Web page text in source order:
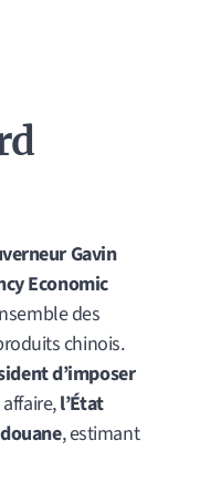
Gavin
Economic
des
chinois.
d’imposer
l’État
, estimant